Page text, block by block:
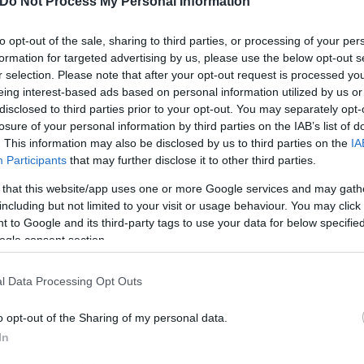
opt-out of the sale, sharing to third parties, or processing of your
for targeted advertising by us, please use the below opt-out
selection. Please note that after your opt-out request is processed
interest-based ads based on personal information utilized by us
to third parties prior to your opt-out. You may separately
of your personal information by third parties on the IAB’s list of
This information may also be disclosed by us to third parties on the
Participants that may further disclose it to other third parties.
that this website/app uses one or more Google services and may
but not limited to your visit or usage behaviour. You may
to Google and its third-party tags to use your data for below
consent section.
Data Processing Opt Outs
opt-out of the Sharing of my personal data.
πλευρά του, ο ηγέτης των Δημοκρατικών στη
Αμερικανοί πληρώνουν το τίμημα για ένα
εξωτερικής πολιτικής στην ιστορία των ΗΠΑ.
ανάρτηση λέγοντας: «Έχω λοιπόν το Ιράν
τα πάντα και, για πρώτη φορά εδώ και δεκαετίες,
πρόεδρό τους, εμένα.